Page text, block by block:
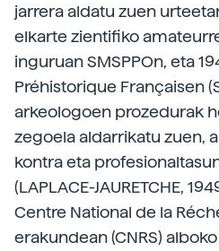
jarrera aldatu zuen
elkarte zientifiko
inguruan SMSPPOn, eta
Préhistorique Françaisen
arkeologoen prozedurak
zegoela aldarrikatu zuen,
kontra eta
(LAPLACE-JAURETCHE,
Centre National de la
erakundean (CNRS)